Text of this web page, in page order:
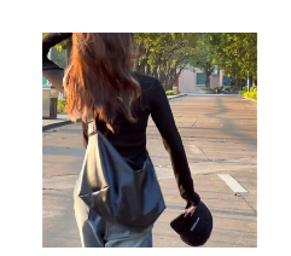
ク グレー グリーン ピンク ホワ
イト ワンサイズ K-B0279